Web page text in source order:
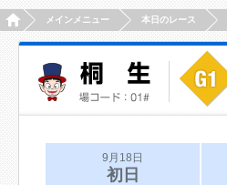
HOMEメインメニュー 本日のレース
9月18日
初日